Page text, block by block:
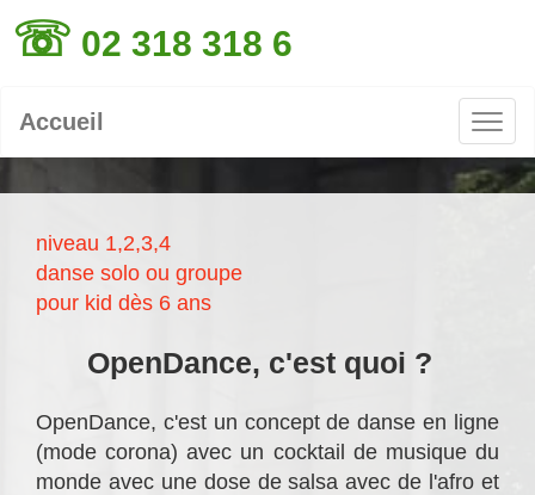
☏ 02 318 318 6
Accueil
niveau 1,2,3,4
danse solo ou groupe
pour kid dès 6 ans
OpenDance, c'est quoi ?
OpenDance, c'est un concept de danse en ligne
(mode corona) avec un cocktail de musique du
monde avec une dose de salsa avec de l'afro et